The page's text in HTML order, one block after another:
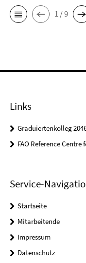
1 / 9
Links
Graduiertenkolleg
FAO Reference
Service-
Startseite
Mitarbeitende
Impressum
Datenschutz